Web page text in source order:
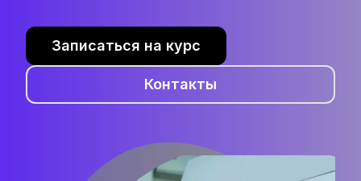
Записаться на курс
Контакты